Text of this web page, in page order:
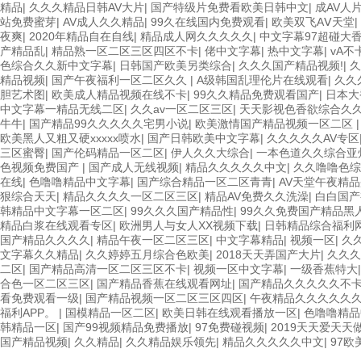
精品| 久久久精品日韩AV大片| 国产特级片免费看欧美日韩中文| 成AV人
站免费蜜芽| AV成人久久精品| 99久在线国内免费观看| 欧美双飞AⅤ天堂|
夜爽| 2020年精品自在自线| 精品成人网久久久久久 | 中文字幕97超碰大
产精品乱| 精品熟一区二区三区四区不卡| 佬中文字幕| 热中文字幕| vA不
色综合久久新中文字幕| 日韩国产欧美另类综合| 久久久国产精品视频!|
精品视频| 国产午夜福利一区二区久久 | A级韩国乱理伦片在线观看| 久久
胆艺术图| 欧美成人精品视频在线不卡| 99久久精品免费观看国产| 日本
中文字幕一精品无线二区| 久久av一区二区三区| 天天影视色香欲综合久
牛牛| 国产精品99久久久久久宅男小说| 欧美激情国产精品视频一区二区
欧美黑人又粗又硬xxxxx喷水| 国产日韩欧美中文字幕| 久久久久久AV专区
三区蜜臀| 国产伦码精品一区二区| 伊人久久大综合| 一本色道久久综合
色视频免费国产 | 国产成人无线视频| 精品久久久久久中文| 久久噜噜色
在线| 色噜噜精品中文字幕| 国产综合精品一区二区青青| AV天堂午夜精
狠综合天天| 精品久久久久一区二区三区| 精品AV免费久久洗澡| 白白国
韩精品中文字幕一区二区| 99久久久国产精品性| 99久久免费国产精品黑
精品白浆在线观看专区| 欧洲男人与女人XX视频下载| 日韩精品综合福利
国产精品久久久久 | 精品午夜一区二区三区| 中文字幕精品| 视频一区| 久
文字幕久久精品| 久久婷婷五月综合色欧美| 2018天天弄国产大片| 久久
二区| 国产精品高清一区二区三区不卡| 视频一区中文字幕| 一级香蕉特大
合色一区二区三区| 国产精品香蕉在线观看网址| 国产精品久久久久久不
看免费观看一级| 国产精品视频一区二区三区四区| 午夜精品久久久久久
福利APP。 | 国模精品一区二区| 欧美日韩在线观看播放一区| 色噜噜精
韩精品一区| 国产99视频精品免费播放| 97免费碰视频| 2019天天爱天天
国产精品视频| 久久精品| 久久精品娱乐领先| 精品久久久久久中文| 97欧